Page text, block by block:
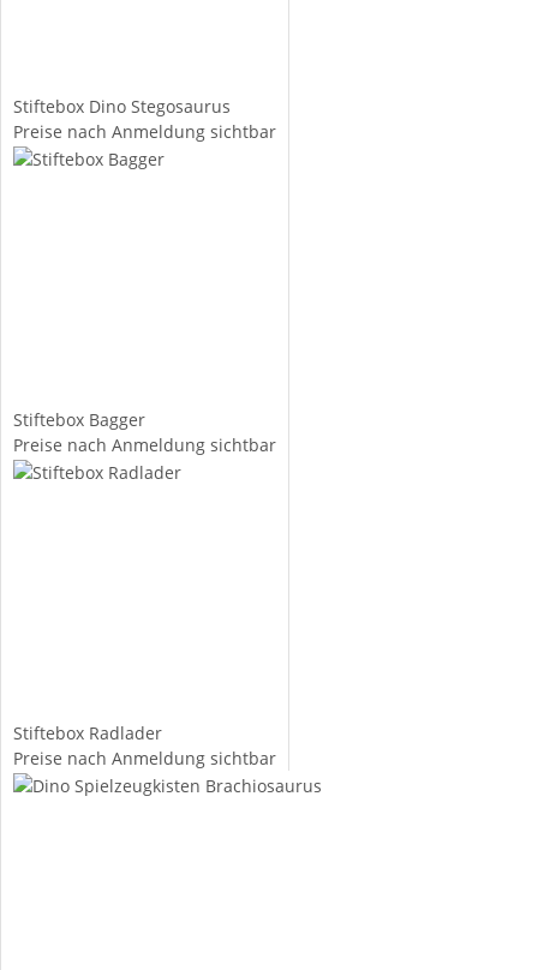
Stiftebox Dino Stegosaurus
Preise nach Anmeldung sichtbar
Stiftebox Bagger
Preise nach Anmeldung sichtbar
Stiftebox Radlader
Preise nach Anmeldung sichtbar